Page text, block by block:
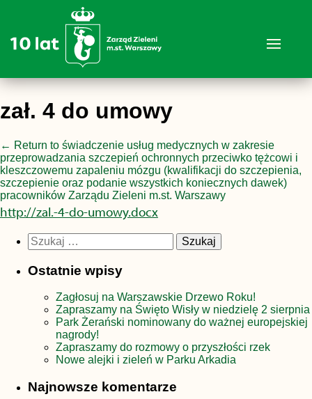
zał. 4 do umowy
← Return to świadczenie usług medycznych w zakresie
przeprowadzania szczepień ochronnych przeciwko tężcowi i
kleszczowemu zapaleniu mózgu (kwalifikacji do szczepienia,
szczepienie oraz podanie wszystkich koniecznych dawek)
pracowników Zarządu Zieleni m.st. Warszawy
http://zal.-4-do-umowy.docx
Szukaj:
Ostatnie wpisy
Zagłosuj na Warszawskie Drzewo Roku!
Zapraszamy na Święto Wisły w niedzielę 2 sierpnia
Park Żerański nominowany do ważnej europejskiej
nagrody!
Zapraszamy do rozmowy o przyszłości rzek
Nowe alejki i zieleń w Parku Arkadia
Najnowsze komentarze